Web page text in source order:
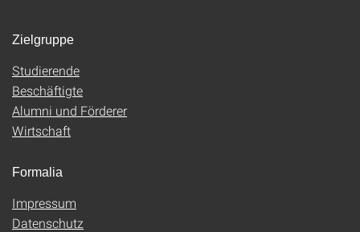
Zielgruppe
Studierende
Beschäftigte
Alumni und Förderer
Wirtschaft
Formalia
Impressum
Datenschutz